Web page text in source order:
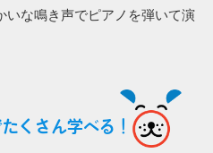
いな鳴き声でピアノを弾いて演
くさん学べる！